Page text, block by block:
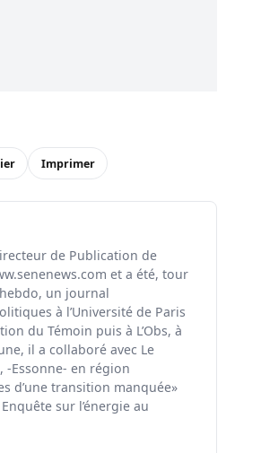
Imprimer
de Publication de
et a été, tour
un journal
à l’Université de Paris
du Témoin puis à L’Obs, à
il a collaboré avec Le
-Essonne- en région
d’une transition manquée»
sur l’énergie au